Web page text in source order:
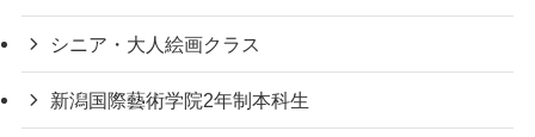
シニア・大人絵画クラス
新潟国際藝術学院2年制本科生